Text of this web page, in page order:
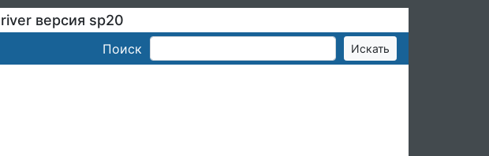
версия sp20
Поиск